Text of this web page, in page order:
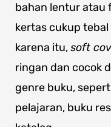
bahan lentur atau
kertas cukup
karena itu,soft
ringan dan cocok
genre buku,
pelajaran, buku